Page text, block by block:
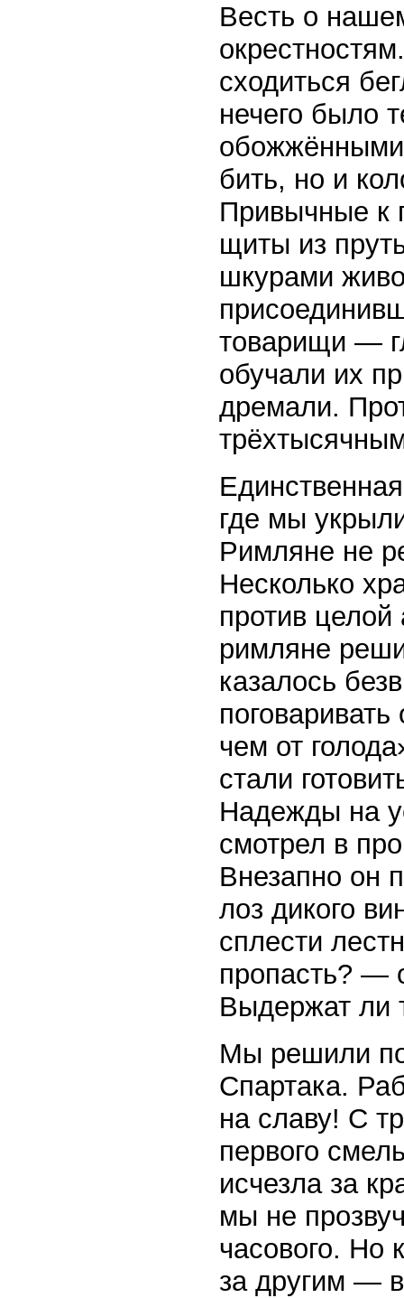
Весть о
сходиться
нечего было
бить, но и
Привычные к
щиты из
шкурами
товарищи —
обучали их
дремали.
где мы
Римляне не
Несколько
против
римляне
казалось
чем от
стали
Надежды на
смотрел в
Внезапно он
лоз дикого
сплести
пропасть? —
Выдержат ли
Мы решили
Спартака.
на славу! С
первого
исчезла за
мы не
часового. Но
за другим —